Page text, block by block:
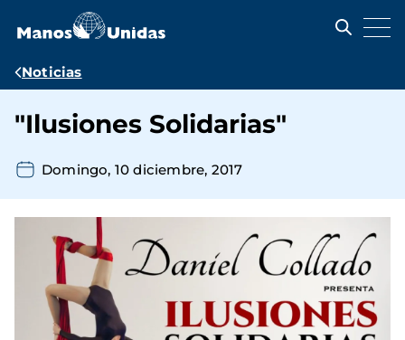
contenido
Ruta
navegación
Noticias
"Ilusiones Solidarias"
Domingo, 10 diciembre, 2017